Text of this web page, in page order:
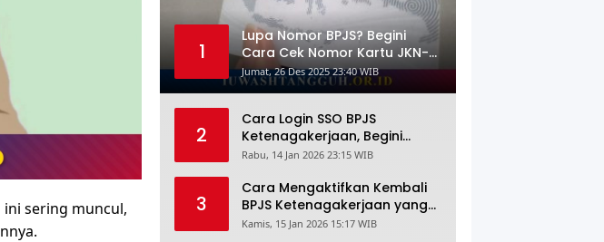
ini sering muncul,
1
Lupa Nomor BPJS? Begini
Cara Cek Nomor Kartu JKN-
KIS dengan NIK KTP
Jumat, 26 Des 2025 23:40 WIB
2
Cara Login SSO BPJS
Ketenagakerjaan, Begini
Tutorial Lengkap dan
Rabu, 14 Jan 2026 23:15 WIB
3
Cara Mengaktifkan Kembali
BPJS Ketenagakerjaan yang
Nonaktif, Begini Panduan
Kamis, 15 Jan 2026 15:17 WIB